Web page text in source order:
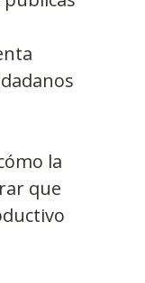
la
que